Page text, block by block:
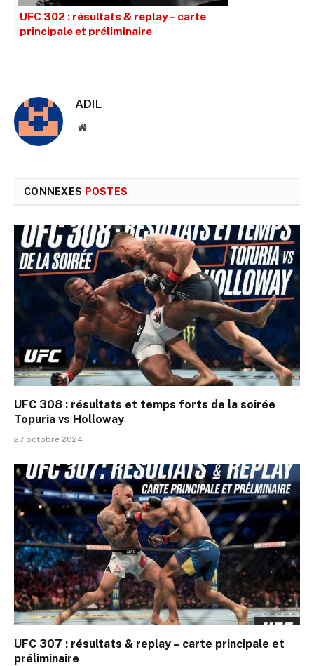
UFC 302 : résultats & replay – carte
principale et préliminaire
ADIL
Site
CONNEXES POSTES
UFC 308 : résultats et temps forts de la soirée
Topuria vs Holloway
27 octobre 2024
UFC 307 : résultats & replay – carte principale et
préliminaire